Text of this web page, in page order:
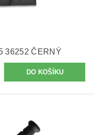
36252 ČERNÝ